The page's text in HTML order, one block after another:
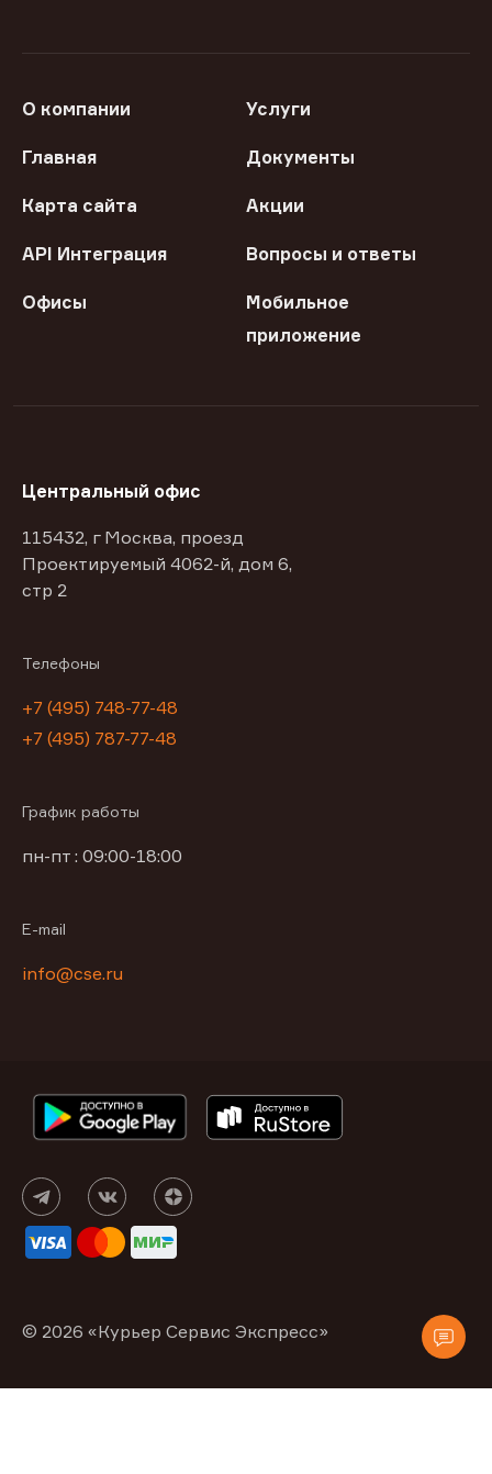
О компании Услуги
Главная Документы
Карта сайта Акции
API Интеграция Вопросы и ответы
Офисы
Мобильное
приложение
Центральный офис
115432, г Москва, проезд
Проектируемый 4062-й, дом 6,
стр 2
Телефоны
+7 (495) 748-77-48
+7 (495) 787-77-48
График работы
пн-пт : 09:00-18:00
E-mail
info@cse.ru
© 2026 «Курьер Сервис Экспресс»